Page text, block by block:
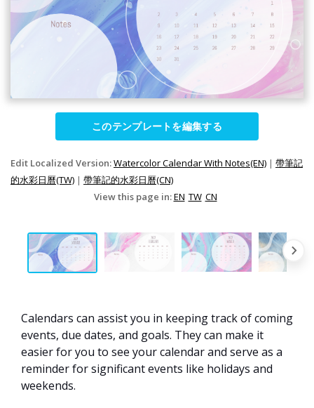
このテンプレートを編集する
Edit Localized Version:Watercolor Calendar With Notes(EN) | 帶筆記
的水彩日曆(TW) | 帶筆記的水彩日曆(CN)
View this page in:EN TW CN
Calendars can assist you in keeping track of coming
events, due dates, and goals. They can make it
easier for you to see your calendar and serve as a
reminder for significant events like holidays and
weekends.